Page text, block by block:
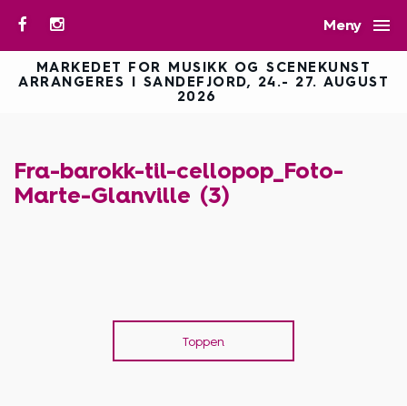
Meny 
MARKEDET FOR MUSIKK OG SCENEKUNST
ARRANGERES I SANDEFJORD, 24.- 27. AUGUST
2026
Fra-barokk-til-cellopop_Foto-
Marte-Glanville (3)
Toppen